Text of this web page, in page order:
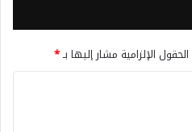
الحقول الإلزامية مشار إليها بـ*